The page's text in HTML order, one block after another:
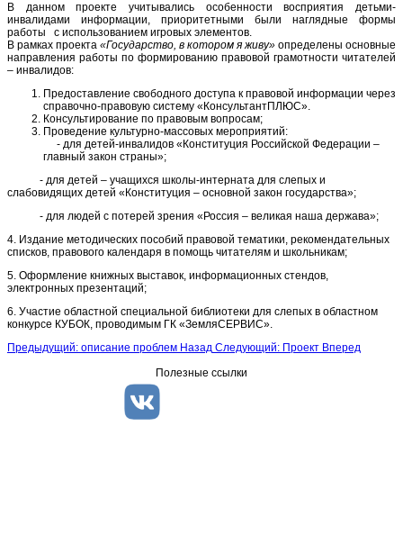
В данном проекте учитывались особенности восприятия детьми-
инвалидами информации, приоритетными были наглядные формы
работы с использованием игровых элементов.
В рамках проекта «Государство, в котором я живу» определены основные
направления работы по формированию правовой грамотности читателей
– инвалидов:
Предоставление свободного доступа к правовой информации через
справочно-правовую систему «КонсультантПЛЮС».
Консультирование по правовым вопросам;
Проведение культурно-массовых мероприятий:
- для детей-инвалидов «Конституция Российской Федерации –
главный закон страны»;
- для детей – учащихся школы-интерната для слепых и
слабовидящих детей «Конституция – основной закон государства»;
- для людей с потерей зрения «Россия – великая наша держава»;
4. Издание методических пособий правовой тематики, рекомендательных
списков, правового календаря в помощь читателям и школьникам;
5. Оформление книжных выставок, информационных стендов,
электронных презентаций;
6. Участие областной специальной библиотеки для слепых в областном
конкурсе КУБОК, проводимым ГК «ЗемляСЕРВИС».
Предыдущий: описание проблем Назад Следующий: Проект Вперед
Полезные ссылки